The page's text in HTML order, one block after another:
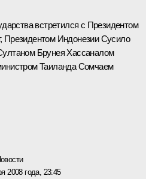
встретился с Президентом
Индонезии Сусило
Брунея Хассаналом
Таиланда Сомчаем
2008 года, 23:45